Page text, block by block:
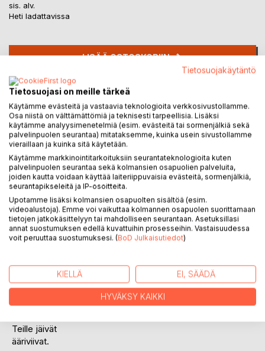
sis. alv.
Heti ladattavissa
LISÄÄ OSTOSKORIIN
Lisää muistilistalle
Arvostele tuote
KUVAUS
Kauan sitten
katsoin silmiin
hipaisin toteemia.
Paljastuin
ja kuolin yksin.
Teille jäivät
ääriviivat.
Tietosuojakäytäntö
Tietosuojasi on meille tärkeä
Käytämme evästeitä ja vastaavia teknologioita verkkosivustollamme.
Osa niistä on välttämättömiä ja teknisesti tarpeellisia. Lisäksi
käytämme analyysimenetelmiä (esim. evästeitä tai sormenjälkiä sekä
palvelinpuolen seurantaa) mitataksemme, kuinka usein sivustollamme
vieraillaan ja kuinka sitä käytetään.
Käytämme markkinointitarkoituksiin seurantateknologioita kuten
palvelinpuolen seurantaa sekä kolmansien osapuolien palveluita,
joiden kautta voidaan käyttää laiteriippuvaisia evästeitä, sormenjälkiä,
seurantapikseleitä ja IP-osoitteita.
Upotamme lisäksi kolmansien osapuolten sisältöä (esim.
videoalustoja). Emme voi vaikuttaa kolmannen osapuolen suorittamaan
tietojen jatkokäsittelyyn tai mahdolliseen seurantaan. Asetuksillasi
annat suostumuksen edellä kuvattuihin prosesseihin. Vastaisuudessa
voit peruuttaa suostumuksesi. (BoD Julkaisutiedot)
KIELLÄ EI, SÄÄDÄ
HYVÄKSY KAIKKI